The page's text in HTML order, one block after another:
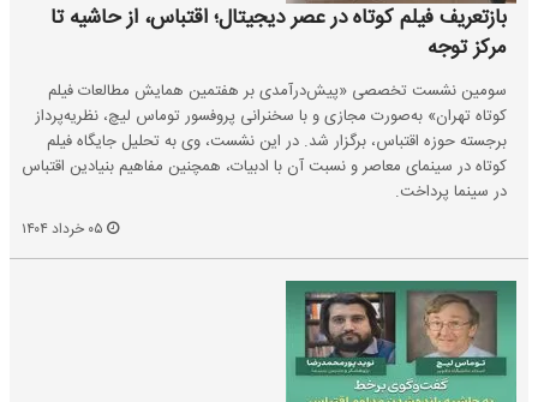
بازتعریف فیلم کوتاه در عصر دیجیتال؛ اقتباس، از حاشیه تا
مرکز توجه
سومین نشست تخصصی «پیش‌درآمدی بر هفتمین همایش مطالعات فیلم
کوتاه تهران» به‌صورت مجازی و با سخنرانی پروفسور توماس لیچ، نظریه‌پرداز
برجسته حوزه اقتباس، برگزار شد. در این نشست، وی به تحلیل جایگاه فیلم
کوتاه در سینمای معاصر و نسبت آن با ادبیات، همچنین مفاهیم بنیادین اقتباس
در سینما پرداخت.